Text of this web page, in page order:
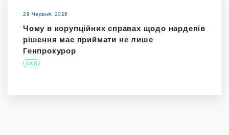
29 Червня, 2026
Чому в корупційних справах щодо нардепів
рішення має приймати не лише
Генпрокурор
САП